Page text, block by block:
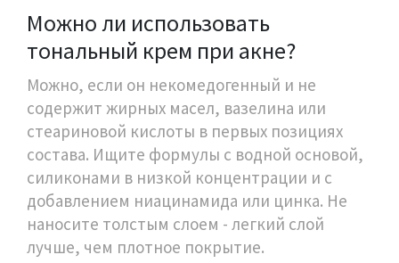
Можно ли использовать
тональный крем при акне?
Можно, если он некомедогенный и не
содержит жирных масел, вазелина или
стеариновой кислоты в первых позициях
состава. Ищите формулы с водной основой,
силиконами в низкой концентрации и с
добавлением ниацинамида или цинка. Не
наносите толстым слоем - легкий слой
лучше, чем плотное покрытие.